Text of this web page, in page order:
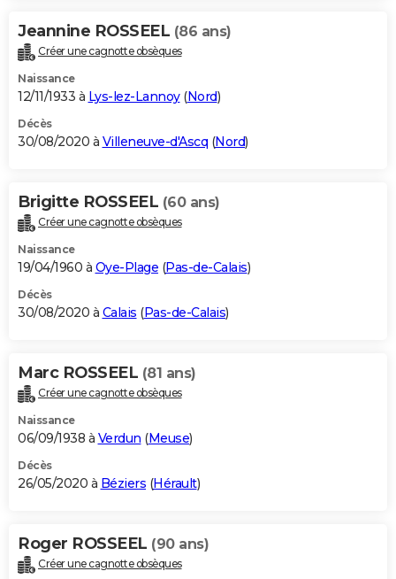
Jeannine ROSSEEL (86 ans)
Créer une cagnotte obsèques
Naissance
12/11/1933 à Lys-lez-Lannoy(Nord)
Décès
30/08/2020 à Villeneuve-d'Ascq (Nord)
Brigitte ROSSEEL (60 ans)
Créer une cagnotte obsèques
Naissance
19/04/1960 à Oye-Plage (Pas-de-Calais)
Décès
30/08/2020 à Calais (Pas-de-Calais)
Marc ROSSEEL (81 ans)
Créer une cagnotte obsèques
Naissance
06/09/1938 à Verdun (Meuse)
Décès
26/05/2020 à Béziers (Hérault)
Roger ROSSEEL (90 ans)
Créer une cagnotte obsèques